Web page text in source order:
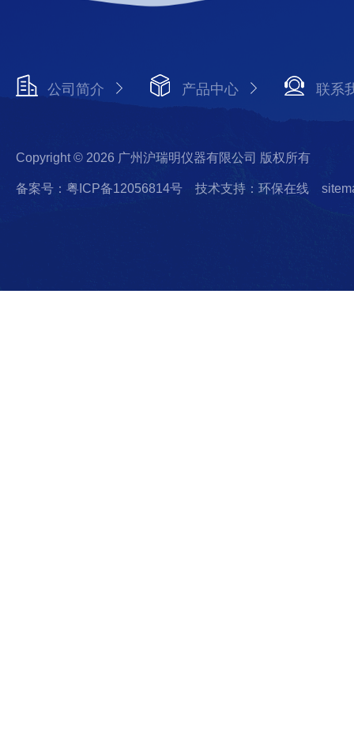
公司简介 产品中心 联系
Copyright © 2026 广州沪瑞明仪器有限公司 版权所有
备案号：粤ICP备12056814号 技术支持：环保在线